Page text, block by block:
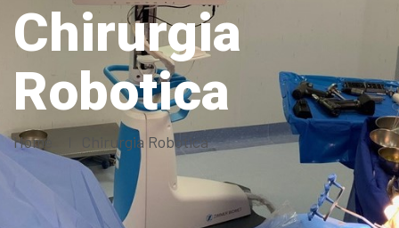
Chirurgia
Robotica
Home Chirurgia Robotica